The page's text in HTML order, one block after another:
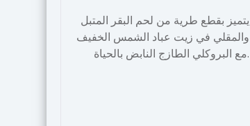
يتميز بقطع طرية من لحم البقر المتبل
والمقلي في زيت عباد الشمس الخفيف
مع البروكلي الطازج النابض بالحياة.